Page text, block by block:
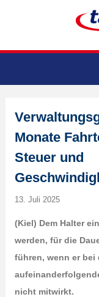
Monate
Steuer und
13. Juli 2025
(Kiel) Dem Halter
werden, für die
führen, wenn er bei
nicht mitwirkt.